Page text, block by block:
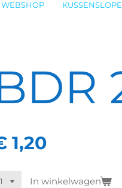
WEBSHOP
1,20
In winkelwagen